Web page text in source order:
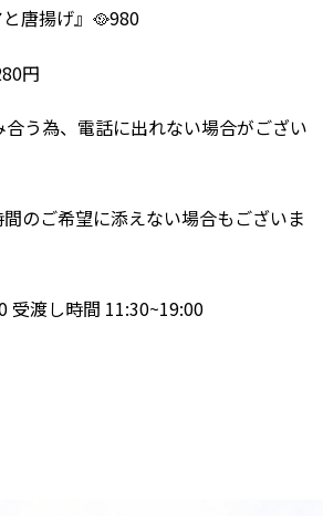
と唐揚げ』🥘980
円
う為、電話に出れない場合がござい
のご希望に添えない場合もございま
受渡し時間 11:30~19:00